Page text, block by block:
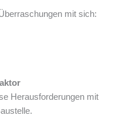
mit sich:
Herausforderungen mit